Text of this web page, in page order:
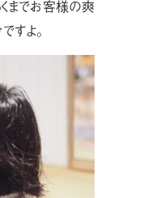
までお客様の爽
すよ。